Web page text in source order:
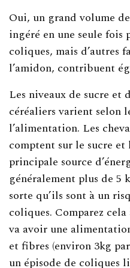
Oui, un grand volume
ingéré en une seule fois
coliques, mais d’autres
l’amidon, contribuent
Les niveaux de sucre et
céréaliers varient selon
l’alimentation. Les
comptent sur le sucre et
principale source
généralement plus de 5
sorte qu’ils sont à un
coliques. Comparez
va avoir une
et fibres (environ 3kg
un épisode de coliques